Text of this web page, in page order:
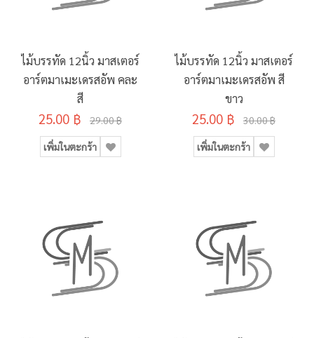
ไม้บรรทัด 12นิ้ว มาสเตอร์
อาร์ตมาเมะเดรสอัพ คละ
สี
25.00 ฿ 29.00 ฿
เพิ่มในตะกร้า
ไม้บรรทัด 12นิ้ว มาสเตอร์
อาร์ตมาเมะเดรสอัพ สี
ขาว
25.00 ฿ 30.00 ฿
เพิ่มในตะกร้า